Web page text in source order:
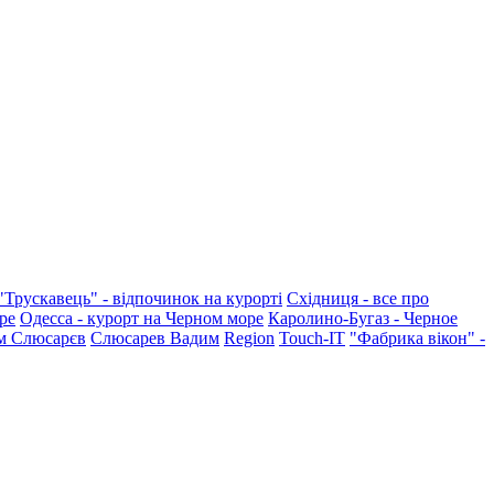
- відпочинок на курорті Східниця - все про
Одесса - курорт на Черном море Каролино-Бугаз - Черное
Слюсарєв Слюсарев Вадим Region Touch-IT "Фабрика вікон" -